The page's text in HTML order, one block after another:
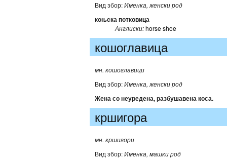
Вид збор:Именка, женски род
коњcка потковица
Англиски:horse shoe
кошоглавица
мн. кошоглавици
Вид збор:Именка, женски род
Жена со неуредена, разбушавена коса.
кршигора
мн. кршигори
Вид збор:Именка, машки род